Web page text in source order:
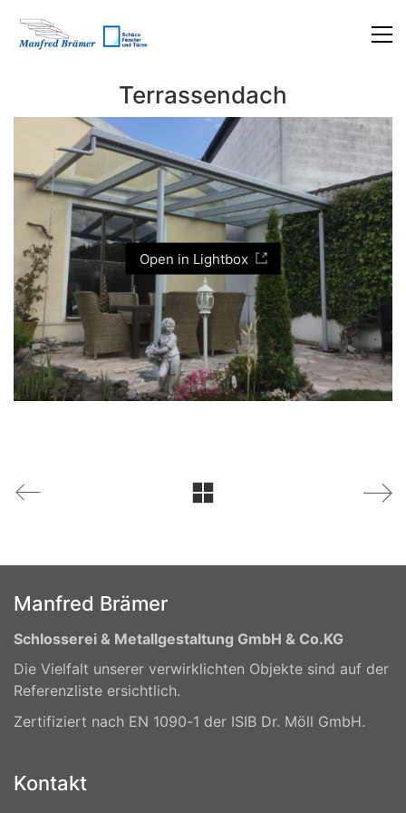
Terrassendach
Open in Lightbox
Manfred Brämer
Schlosserei & Metallgestaltung GmbH & Co.KG
Die Vielfalt unserer verwirklichten Objekte sind auf der
Referenzliste ersichtlich.
Zertifiziert nach EN 1090-1 der ISIB Dr. Möll GmbH.
Kontakt